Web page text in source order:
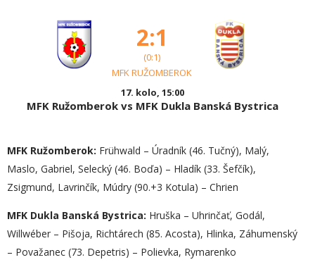
2:1
(0:1)
MFK RUŽOMBEROK
17. kolo, 15:00
MFK Ružomberok vs MFK Dukla Banská Bystrica
MFK Ružomberok: Frühwald – Úradník (46. Tučný), Malý,
Maslo, Gabriel, Selecký (46. Boďa) – Hladík (33. Šefčík),
Zsigmund, Lavrinčík, Múdry (90.+3 Kotula) – Chrien
MFK Dukla Banská Bystrica: Hruška – Uhrinčať, Godál,
Willwéber – Pišoja, Richtárech (85. Acosta), Hlinka, Záhumenský
– Považanec (73. Depetris) – Polievka, Rymarenko